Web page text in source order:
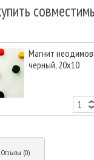
Магнит
черный, 20х10
Отзывы (0)